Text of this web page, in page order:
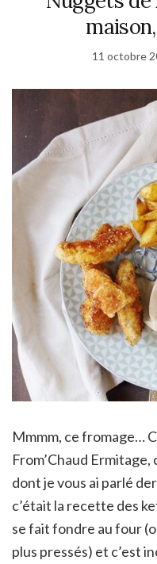
11 octobre
Mmmm, ce fromage…
From’Chaud Ermitage,
dont je vous ai parlé
c’était la recette des
se fait fondre au four
plus pressés) et c’est